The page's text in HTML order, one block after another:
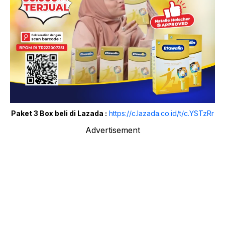
Paket 3 Box beli di Lazada : https://c.lazada.co.id/t/c.YSTzRr
Advertisement